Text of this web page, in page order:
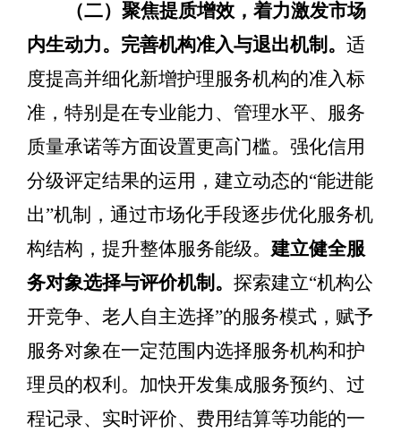
（二）聚焦提质增效，着力激发市场
内生动力。 完善机构准入与退出机制。适
度提高并细化新增护理服务机构的准入标
准，特别是在专业能力、管理水平、服务
质量承诺等方面设置更高门槛。强化信用
分级评定结果的运用，建立动态的“能进能
出”机制，通过市场化手段逐步优化服务机
构结构，提升整体服务能级。建立健全服
务对象选择与评价机制。探索建立“机构公
开竞争、老人自主选择”的服务模式，赋予
服务对象在一定范围内选择服务机构和护
理员的权利。加快开发集成服务预约、过
程记录、实时评价、费用结算等功能的一